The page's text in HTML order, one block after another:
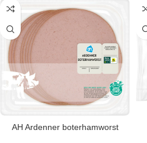
AH Ardenner boterhamworst